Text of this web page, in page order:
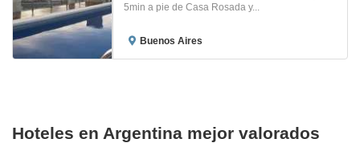
5min a pie de Casa Rosada y...
Buenos Aires
Hoteles en Argentina mejor valorados